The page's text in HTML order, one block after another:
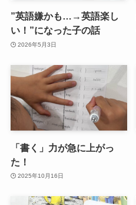
”英語嫌かも…→英語楽し
い！”になった子の話
2026年5月3日
「書く」力が急に上がっ
た！
2025年10月16日